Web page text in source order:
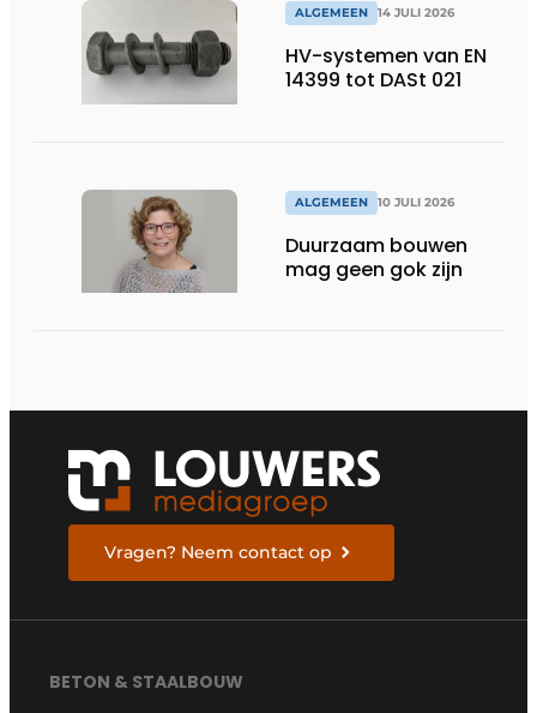
ALGEMEEN 14 JULI 2026
HV-systemen van EN
14399 tot DASt 021
ALGEMEEN 10 JULI 2026
Duurzaam bouwen
mag geen gok zijn
Vragen? Neem contact op
BETON & STAALBOUW